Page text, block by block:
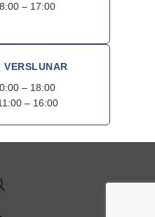
– 17:00
VERSLUNAR
– 18:00
– 16:00